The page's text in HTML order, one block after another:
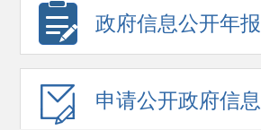
政府信息公开年报
申请公开政府信息